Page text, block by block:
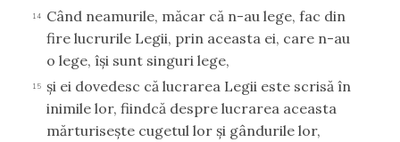
14
Când neamurile, măcar că n-au lege, fac din
fire lucrurile Legii, prin aceasta ei, care n-au
o lege, îşi sunt singuri lege,
15 şi ei dovedesc că lucrarea Legii este scrisă în
inimile lor, fiindcă despre lucrarea aceasta
mărturiseşte cugetul lor şi gândurile lor,